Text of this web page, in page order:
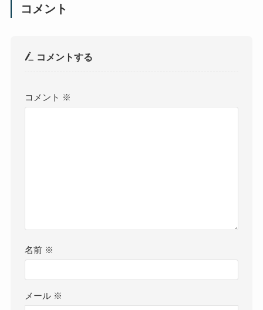
コメント
コメントする
コメント ※
名前 ※
メール ※